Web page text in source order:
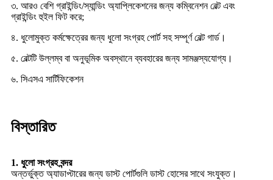
৩. আরও বেশি গ্রাইন্ডিং/স্যান্ডিং অ্যাপ্লিকেশনের জন্য কম্বিনেশন বেল্ট এবং
গ্রাইন্ডিং হুইল ফিট করে;
৪. ধুলোমুক্ত কর্মক্ষেত্রের জন্য ধুলো সংগ্রহ পোর্ট সহ সম্পূর্ণ বেল্ট গার্ড।
৫. বেল্টটি উল্লম্ব বা অনুভূমিক অবস্থানে ব্যবহারের জন্য সামঞ্জস্যযোগ্য।
৬. সিএসএ সার্টিফিকেশন
বিস্তারিত
1. ধুলো সংগ্রহ বন্দর
অন্তর্ভুক্ত অ্যাডাপ্টারের জন্য ডাস্ট পোর্টগুলি ডাস্ট হোসের সাথে সংযুক্ত।